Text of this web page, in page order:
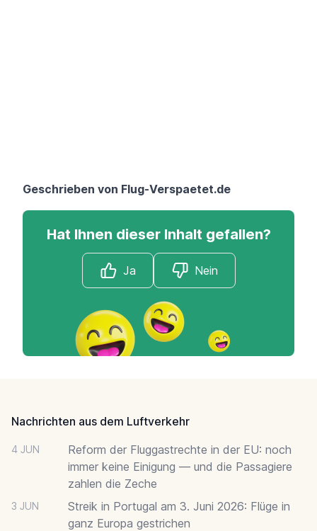
Geschrieben von Flug-Verspaetet.de
Hat Ihnen dieser Inhalt gefallen?
Ja Nein
Nachrichten aus dem Luftverkehr
4 JUN
Reform der Fluggastrechte in der EU: noch
immer keine Einigung — und die Passagiere
zahlen die Zeche
3 JUN
Streik in Portugal am 3. Juni 2026: Flüge in
ganz Europa gestrichen